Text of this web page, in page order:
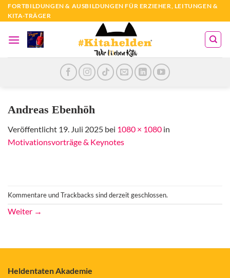
Zum
Inhalt
springen
FORTBILDUNGEN & AUSBILDUNGEN FÜR ERZIEHER, LEITUNGEN &
KITA-TRÄGER
Andreas Ebenhöh
Veröffentlicht 19. Juli 2025 bei 1080 × 1080 in
Motivationsvorträge & Keynotes
Kommentare und Trackbacks sind derzeit geschlossen.
Weiter →
Heldentaten Akademie